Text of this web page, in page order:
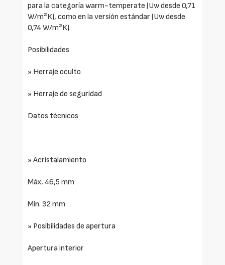
para la categoría warm-temperate (Uw desde 0,71
W/m²K), como en la versión estándar (Uw desde
0,74 W/m²K).
Posibilidades
» Herraje oculto
» Herraje de seguridad
Datos técnicos
» Acristalamiento
Máx. 46,5 mm
Mín. 32 mm
» Posibilidades de apertura
Apertura interior